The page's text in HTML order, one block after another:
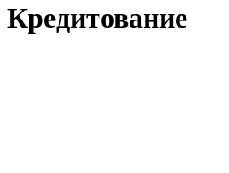
Кредитование